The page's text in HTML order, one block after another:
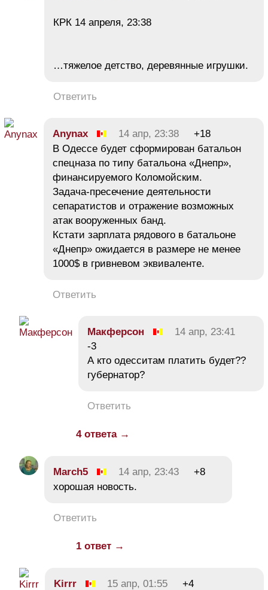
КРК 14 апреля, 23:38
…тяжелое детство, деревянные игрушки.
Ответить
Anynax 14 апр, 23:38
+18
В Одессе будет сформирован батальон
спецназа по типу батальона «Днепр»,
финансируемого Коломойским.
Задача-пресечение деятельности
сепаратистов и отражение возможных
атак вооруженных банд.
Кстати зарплата рядового в батальоне
«Днепр» ожидается в размере не менее
1000$ в гривневом эквиваленте.
Ответить
Макферсон
14 апр, 23:41
-3
А кто одесситам платить будет??
губернатор?
Ответить
4 ответа →
March5 14 апр, 23:43
+8
хорошая новость.
Ответить
1 ответ →
Kirrr 15 апр, 01:55
+4